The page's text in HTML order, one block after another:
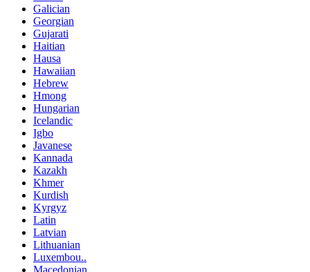
Galician
Georgian
Gujarati
Haitian
Hausa
Hawaiian
Hebrew
Hmong
Hungarian
Icelandic
Igbo
Javanese
Kannada
Kazakh
Khmer
Kurdish
Kyrgyz
Latin
Latvian
Lithuanian
Luxembou..
Macedonian